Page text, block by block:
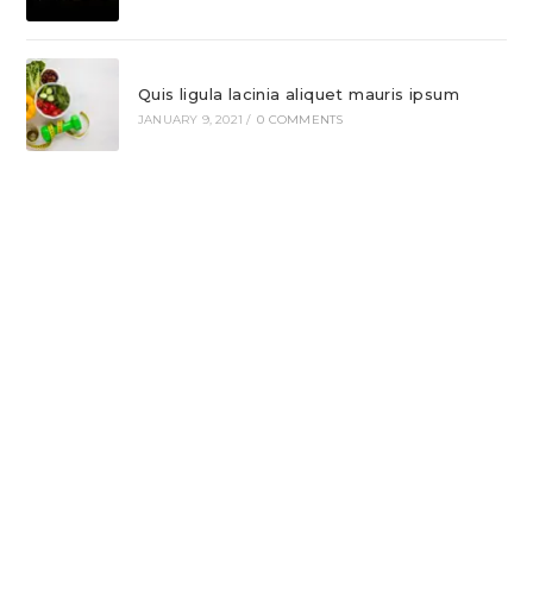
Quis ligula lacinia aliquet mauris ipsum
JANUARY 9, 2021 / 0 COMMENTS